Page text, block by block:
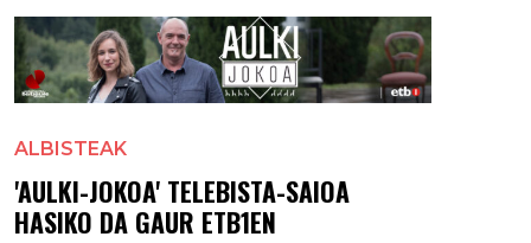
ALBISTEAK
'AULKI-JOKOA' TELEBISTA-SAIOA
HASIKO DA GAUR ETB1EN